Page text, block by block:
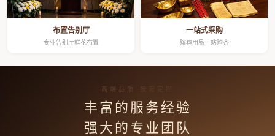
布置告别厅
专业告别厅鲜花布置
一站式采购
殡葬用品一站购齐
高端品质 按需定制
丰富的服务经验
强大的专业团队